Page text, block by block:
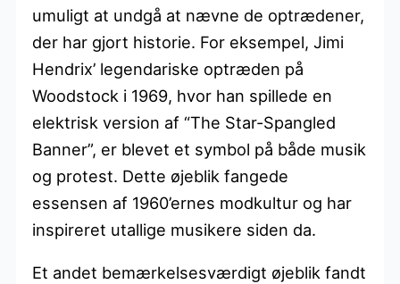
umuligt at undgå at nævne de optrædener,
der har gjort historie. For eksempel, Jimi
Hendrix’ legendariske optræden på
Woodstock i 1969, hvor han spillede en
elektrisk version af “The Star-Spangled
Banner”, er blevet et symbol på både musik
og protest. Dette øjeblik fangede
essensen af 1960’ernes modkultur og har
inspireret utallige musikere siden da.
Et andet bemærkelsesværdigt øjeblik fandt